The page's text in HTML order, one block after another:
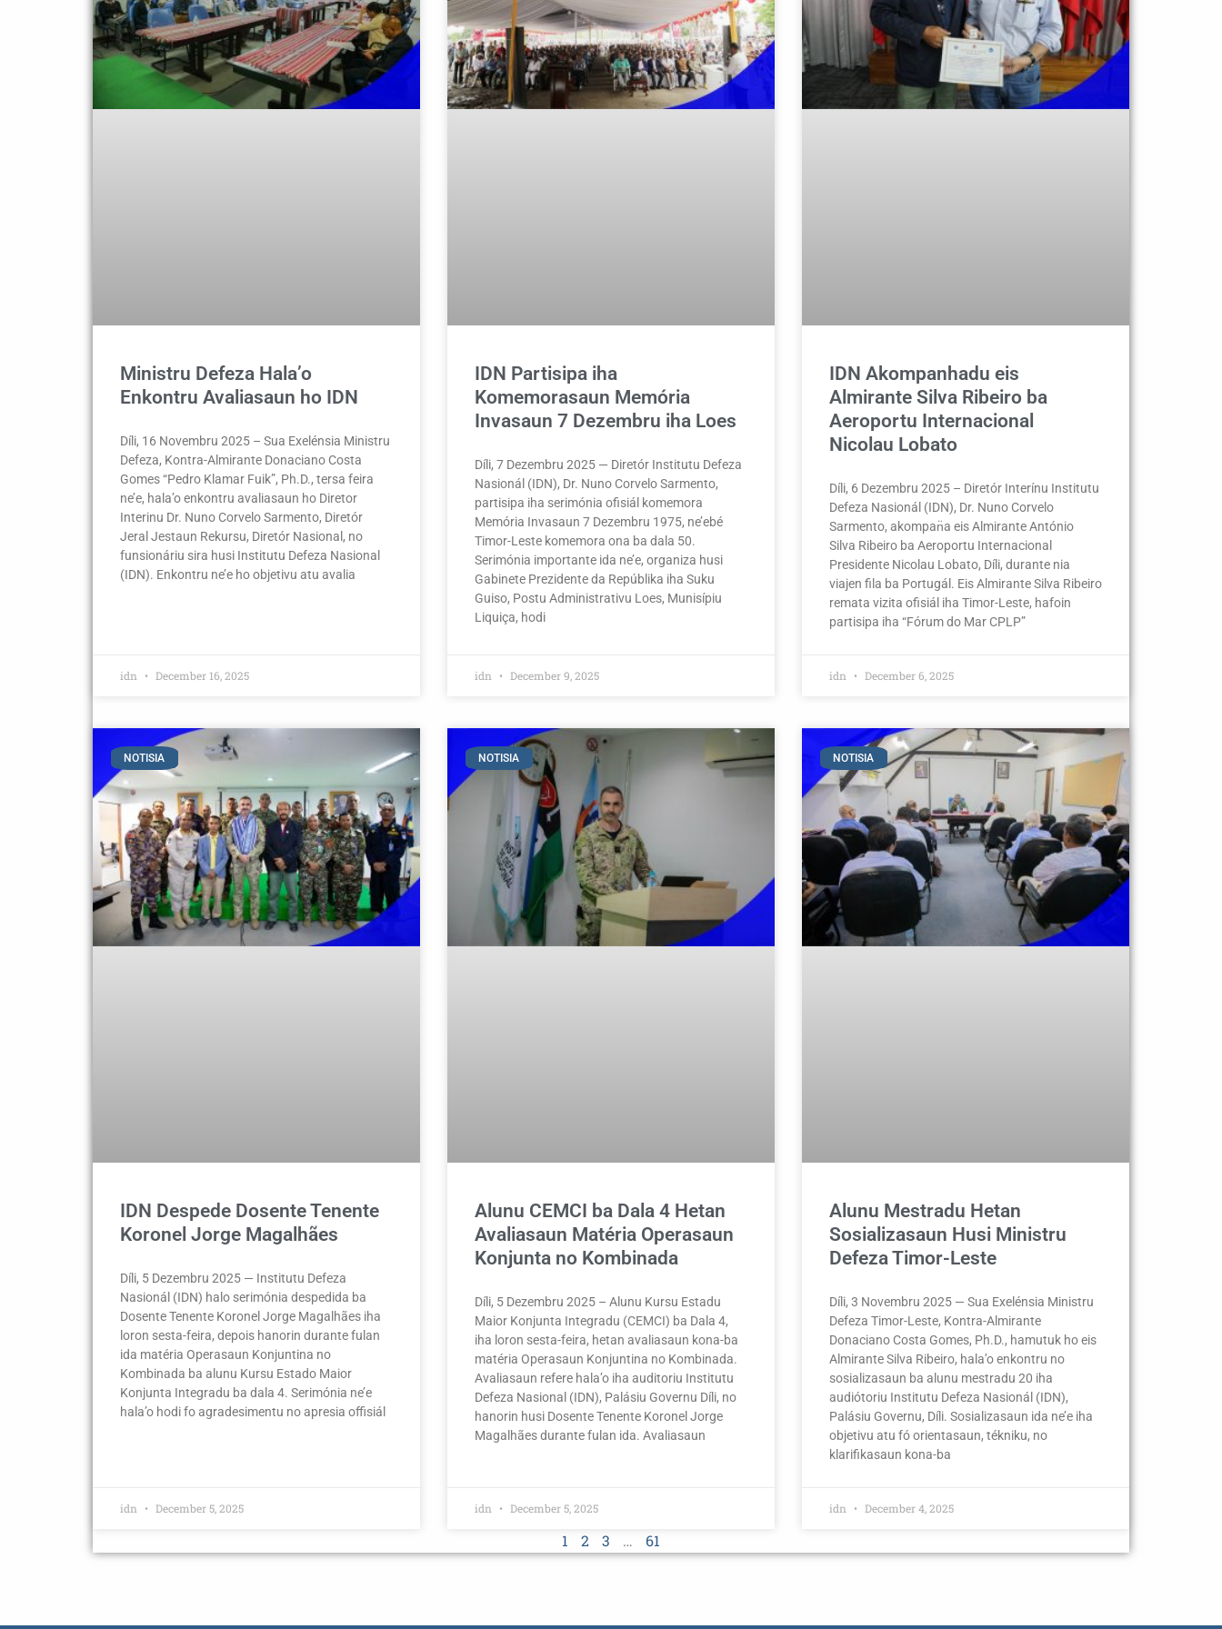
Ministru Defeza Hala’o
Enkontru Avaliasaun ho IDN
Díli, 16 Novembru 2025 – Sua Exelénsia Ministru
Defeza, Kontra-Almirante Donaciano Costa
Gomes “Pedro Klamar Fuik”, Ph.D., tersa feira
ne’e, hala’o enkontru avaliasaun ho Diretor
Interinu Dr. Nuno Corvelo Sarmento, Diretór
Jeral Jestaun Rekursu, Diretór Nasional, no
funsionáriu sira husi Institutu Defeza Nasional
(IDN). Enkontru ne’e ho objetivu atu avalia
idn December 16, 2025
IDN Partisipa iha
Komemorasaun Memória
Invasaun 7 Dezembru iha Loes
Díli, 7 Dezembru 2025 — Diretór Institutu Defeza
Nasionál (IDN), Dr. Nuno Corvelo Sarmento,
partisipa iha serimónia ofisiál komemora
Memória Invasaun 7 Dezembru 1975, ne’ebé
Timor-Leste komemora ona ba dala 50.
Serimónia importante ida ne’e, organiza husi
Gabinete Prezidente da Repúblika iha Suku
Guiso, Postu Administrativu Loes, Munisípiu
Liquiça, hodi
idn December 9, 2025
IDN Akompanhadu eis
Almirante Silva Ribeiro ba
Aeroportu Internacional
Nicolau Lobato
Díli, 6 Dezembru 2025 – Diretór Interínu Institutu
Defeza Nasionál (IDN), Dr. Nuno Corvelo
Sarmento, akompan̈a eis Almirante António
Silva Ribeiro ba Aeroportu Internacional
Presidente Nicolau Lobato, Díli, durante nia
viajen fila ba Portugál. Eis Almirante Silva Ribeiro
remata vizita ofisiál iha Timor-Leste, hafoin
partisipa iha “Fórum do Mar CPLP”
idn December 6, 2025
NOTISIA
IDN Despede Dosente Tenente
Koronel Jorge Magalhães
Díli, 5 Dezembru 2025 — Institutu Defeza
Nasionál (IDN) halo serimónia despedida ba
Dosente Tenente Koronel Jorge Magalhães iha
loron sesta-feira, depois hanorin durante fulan
ida matéria Operasaun Konjuntina no
Kombinada ba alunu Kursu Estado Maior
Konjunta Integradu ba dala 4. Serimónia ne’e
hala’o hodi fo agradesimentu no apresia offisiál
idn December 5, 2025
NOTISIA
Alunu CEMCI ba Dala 4 Hetan
Avaliasaun Matéria Operasaun
Konjunta no Kombinada
Díli, 5 Dezembru 2025 – Alunu Kursu Estadu
Maior Konjunta Integradu (CEMCI) ba Dala 4,
iha loron sesta-feira, hetan avaliasaun kona-ba
matéria Operasaun Konjuntina no Kombinada.
Avaliasaun refere hala’o iha auditoriu Institutu
Defeza Nasional (IDN), Palásiu Governu Díli, no
hanorin husi Dosente Tenente Koronel Jorge
Magalhães durante fulan ida. Avaliasaun
idn December 5, 2025
NOTISIA
Alunu Mestradu Hetan
Sosializasaun Husi Ministru
Defeza Timor-Leste
Díli, 3 Novembru 2025 — Sua Exelénsia Ministru
Defeza Timor-Leste, Kontra-Almirante
Donaciano Costa Gomes, Ph.D., hamutuk ho eis
Almirante Silva Ribeiro, hala’o enkontru no
sosializasaun ba alunu mestradu 20 iha
audiótoriu Institutu Defeza Nasionál (IDN),
Palásiu Governu, Díli. Sosializasaun ida ne’e iha
objetivu atu fó orientasaun, tékniku, no
klarifikasaun kona-ba
idn December 4, 2025
1 2 3 … 61